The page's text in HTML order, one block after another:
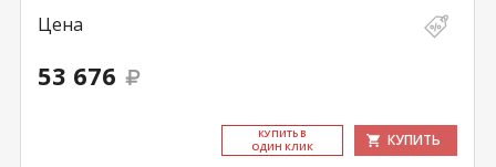
Цена
53 676
КУ­ПИТЬ В
ОДИН КЛИК
КУПИТЬ